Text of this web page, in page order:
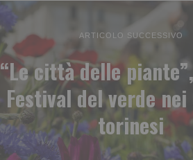
ARTICOLO SUCCESSIVO
“Le città delle
Festival del verde nei
torinesi